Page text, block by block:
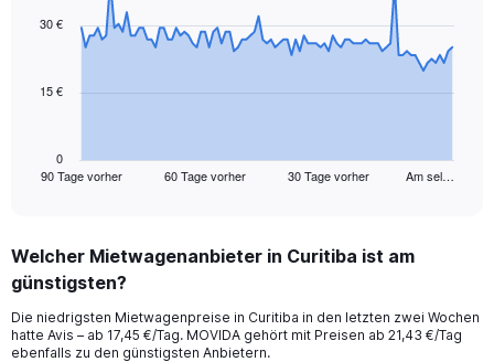
data
The
Range:
91
The
chart
90 Tage vorher 60 Tage vorher 30 Tage vorher Am sel…
0
15 €
30 €
End
Welcher Mietwagenanbieter in Curitiba ist am
günstigsten?
Die niedrigsten Mietwagenpreise in Curitiba in den letzten zwei Wochen
hatte Avis – ab 17,45 €/Tag. MOVIDA gehört mit Preisen ab 21,43 €/Tag
ebenfalls zu den günstigsten Anbietern.